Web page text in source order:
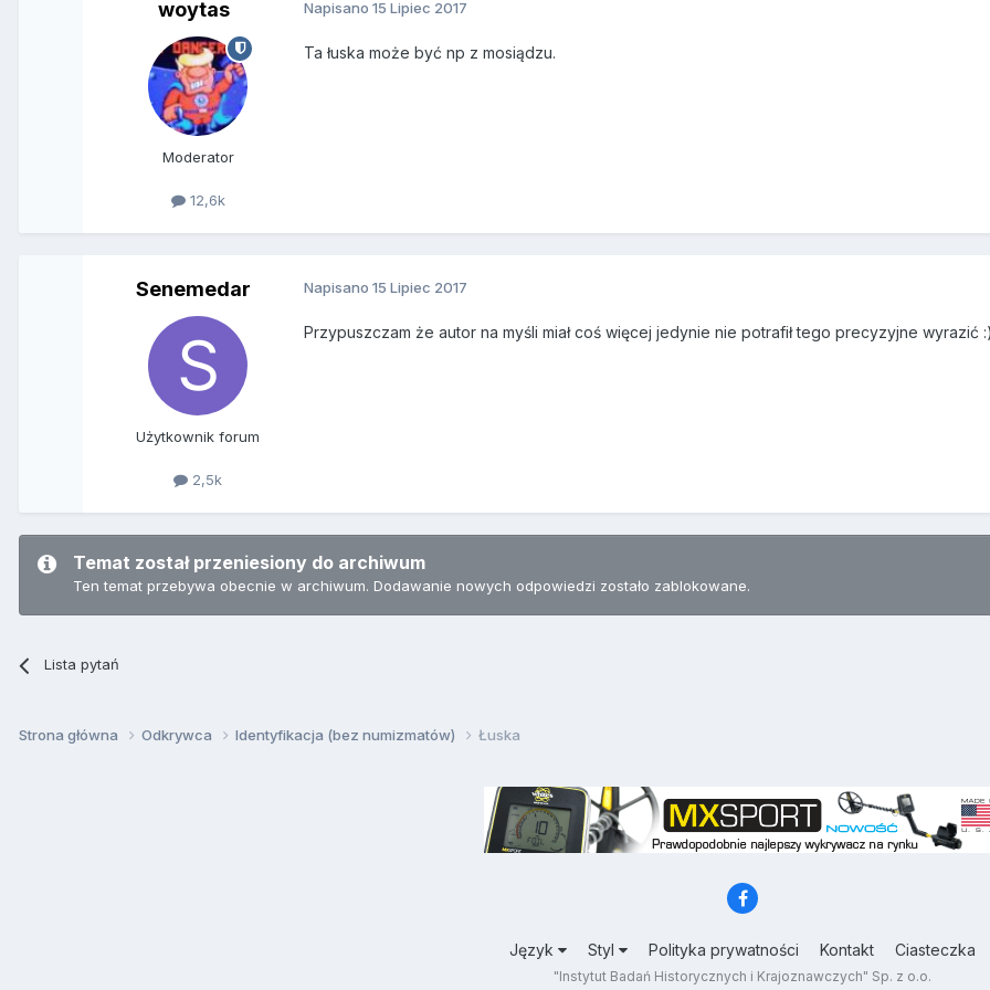
woytas
Moderator
12,6k
Napisano15 Lipiec 2017
Ta łuska może być np z mosiądzu.
Senemedar
Użytkownik forum
2,5k
Napisano15 Lipiec 2017
Przypuszczam że autor na myśli miał coś więcej jedynie nie potrafił tego precyzyjne wyrazić
Temat został przeniesiony do archiwum
Ten temat przebywa obecnie w archiwum. Dodawanie nowych odpowiedzi zostało zablokowane.
Lista pytań
Strona główna Odkrywca Identyfikacja (bez numizmatów) Łuska
Język Styl Polityka prywatności Kontakt Ciasteczka
"Instytut Badań Historycznych i Krajoznawczych" Sp. z o.o.